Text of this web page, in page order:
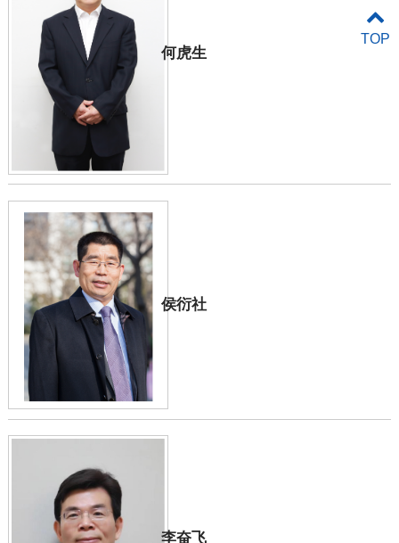
何虎生
侯衍社
李奋飞
TOP